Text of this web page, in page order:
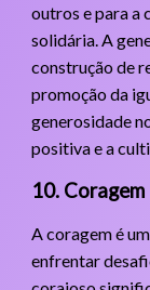
outros e para a
solidária. A
construção de
promoção da
generosidade
positiva e a
10. Coragem
A coragem é
enfrentar